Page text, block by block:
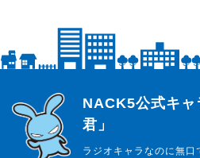
らじっと君
NACK5公式キャ
君」
ラジオキャラなのに無